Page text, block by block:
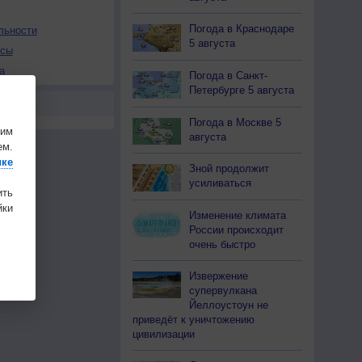
Погода в Краснодаре
5 августа
Погода в Санкт-
Петербурге 5 августа
Погода в Москве 5
августа
Зной продолжит
усиливаться
Изменение климата
России происходит
очень быстро
Извержение
супервулкана
Йеллоустоун не
приведёт к уничтожению
цивилизации